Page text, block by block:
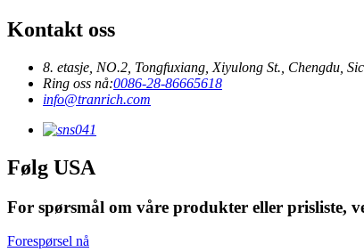
Kontakt oss
8. etasje, NO.2, Tongfuxiang, Xiyulong St., Chengdu,
Ring oss nå:0086-28-86665618
info@tranrich.com
Følg USA
For spørsmål om våre produkter eller prisliste,
Forespørsel nå